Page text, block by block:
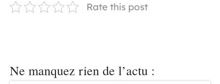
Rate this post
Ne manquez rien de l’actu :